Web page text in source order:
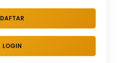
DAFTAR
LOGIN